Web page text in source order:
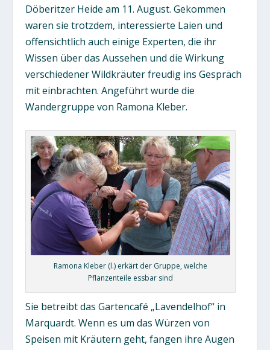
Döberitzer Heide am 11. August. Gekommen
waren sie trotzdem, interessierte Laien und
offensichtlich auch einige Experten, die ihr
Wissen über das Aussehen und die Wirkung
verschiedener Wildkräuter freudig ins Gespräch
mit einbrachten. Angeführt wurde die
Wandergruppe von Ramona Kleber.
Ramona Kleber (l.) erkärt der Gruppe, welche
Pflanzenteile essbar sind
Sie betreibt das Gartencafé „Lavendelhof“ in
Marquardt. Wenn es um das Würzen von
Speisen mit Kräutern geht, fangen ihre Augen